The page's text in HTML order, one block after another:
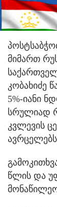
მიმართ
კობახიძე
5%-იანი
სრულიად
კვლევის
წლის და